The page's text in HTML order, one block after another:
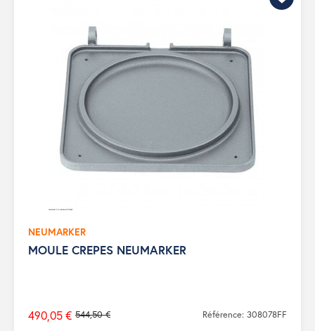
NEUMARKER
MOULE CREPES NEUMARKER
Prix
544,50 €
490,05 € Référence: 308078FF